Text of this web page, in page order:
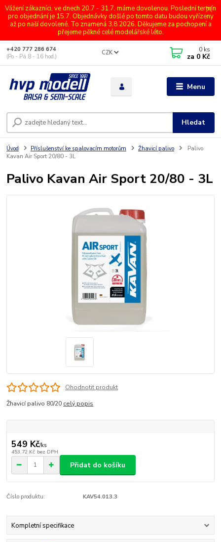
Vážení zákazníci, ve dnech 20.7 - 31.7. máme dovolenou. Poslední termín
pro objednání je 15.7. Objednávky došlé po tomto datu budou vyřízeny
až po naší dovolené. To znamená 3.8.2026. Děkujeme za pochopení a
přejeme pěkné celé modelářské léto.
Menu
CZK
Hledat
+420 777 286 674
(Po - Pá 8 - 16 hod.)
0 ks
za 0 Kč
Úvod Příslušenství ke spalovacím motorům Žhavicí palivo
Palivo
Kavan Air Sport 20/80 - 3L
Palivo Kavan Air Sport 20/80 - 3L
Ohodnotit produkt
Žhavicí palivo 80/20 celý popis
549 Kč/ks
453,72 Kč bez DPH
Přidat do košíku
Číslo produktu: KAV54.013.3
Kompletní specifikace